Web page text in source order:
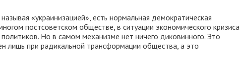
«украинизацией», есть нормальная демократическая
постсоветском обществе, в ситуации экономического кризиса
Но в самом механизме нет ничего диковинного. Это
лишь при радикальной трансформации общества, а это